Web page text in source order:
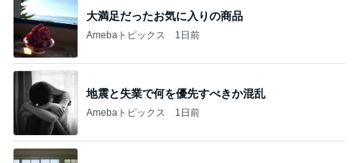
大満足だったお気に入りの商品
Amebaトピックス 1日前
地震と失業で何を優先すべきか混乱
Amebaトピックス 1日前